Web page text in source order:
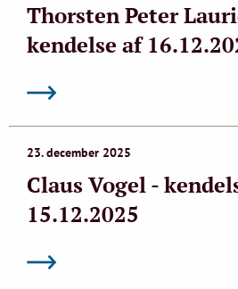
Thorsten Peter
kendelse af
23. december 2025
Claus Vogel -
15.12.2025